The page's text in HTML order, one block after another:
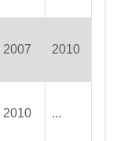
2007 2010
2010 ...